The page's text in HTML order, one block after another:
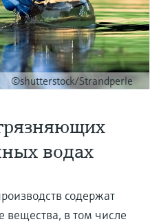
©shutterstock/Strandperle
водах
содержат
в том числе